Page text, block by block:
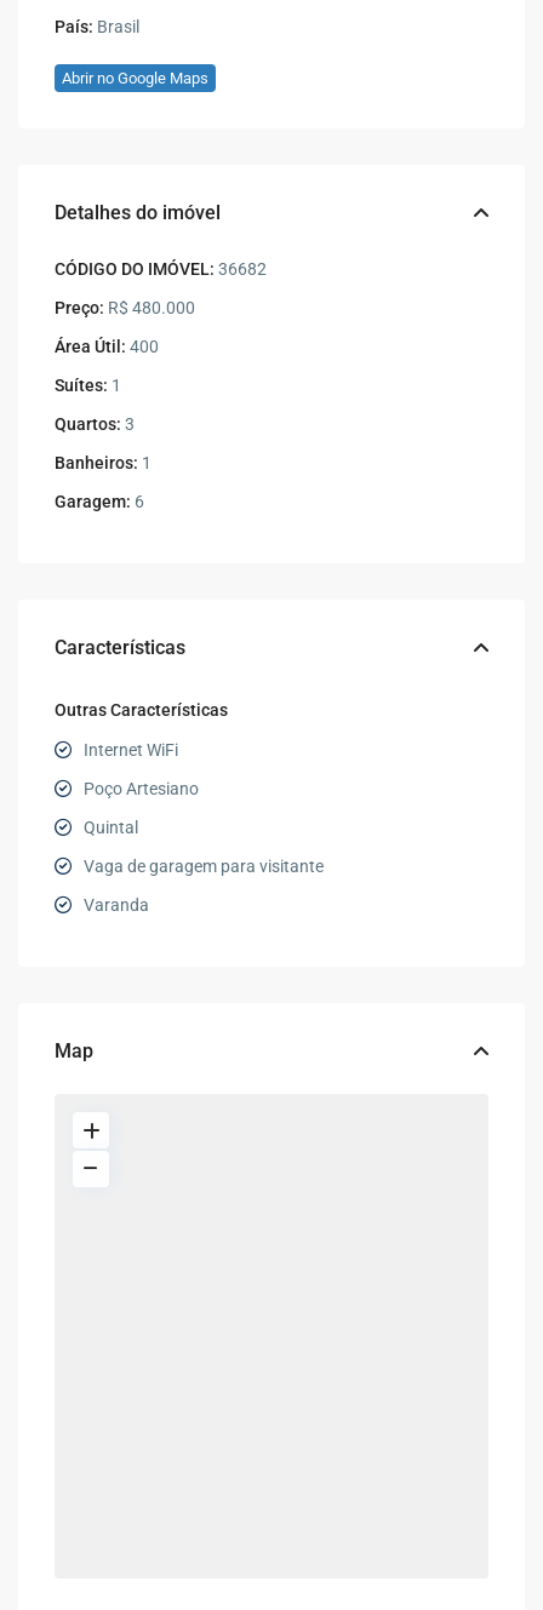
País: Brasil
Abrir no Google Maps
Detalhes do imóvel
CÓDIGO DO IMÓVEL: 36682
Preço: R$ 480.000
Área Útil: 400
Suítes: 1
Quartos: 3
Banheiros: 1
Garagem: 6
Características
Outras Características
Internet WiFi
Poço Artesiano
Quintal
Vaga de garagem para visitante
Varanda
Map